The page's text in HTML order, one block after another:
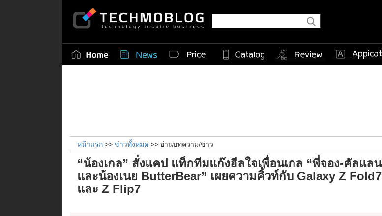
หน้าแรก >> ข่าวทั้งหมด >> อ่านบทความ/ข่าว
“น้องเกล” สั่งแคป แท็กทีมแก๊งฮีลใจเพื่อนเกล “พี่จอง-คัลแลน
และน้องเนย ButterBear” เผยความคิ้วท์กับ Galaxy Z Fold7
และ Z Flip7